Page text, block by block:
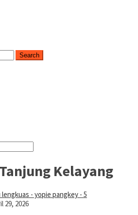
Search
Kelayang
29, 2026